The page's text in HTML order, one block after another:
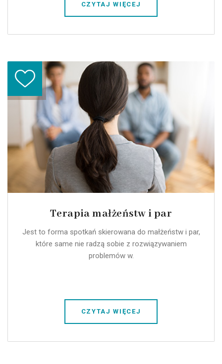
CZYTAJ WIĘCEJ
Terapia małżeństw i par
Jest to forma spotkań skierowana do małżeństw i par,
które same nie radzą sobie z rozwiązywaniem
problemów w.
CZYTAJ WIĘCEJ